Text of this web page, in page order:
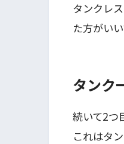
タンクレ
た方がいい
タンク
続いて2つ
これはタ